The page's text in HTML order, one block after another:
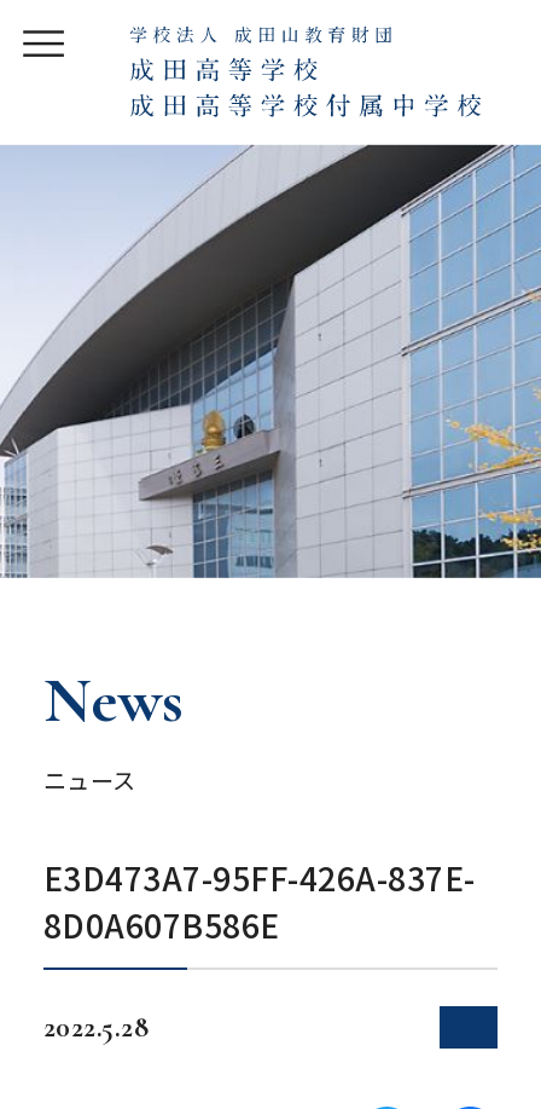
News
ニュース
E3D473A7-95FF-426A-837E-
8D0A607B586E
2022.5.28